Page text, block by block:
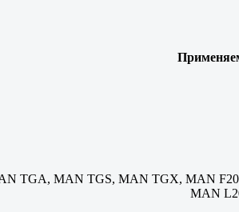
TGA, MAN TGS, MAN TGX, MAN
MAN